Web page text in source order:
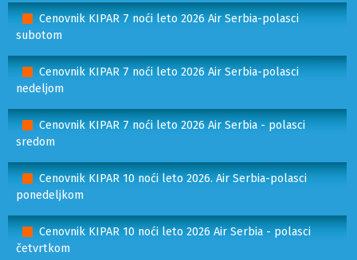
Cenovnik KIPAR 7 noći leto 2026 Air Serbia-polasci
subotom
Cenovnik KIPAR 7 noći leto 2026 Air Serbia-polasci
nedeljom
Cenovnik KIPAR 7 noći leto 2026 Air Serbia - polasci
sredom
Cenovnik KIPAR 10 noći leto 2026. Air Serbia-polasci
ponedeljkom
Cenovnik KIPAR 10 noći leto 2026 Air Serbia - polasci
četvrtkom